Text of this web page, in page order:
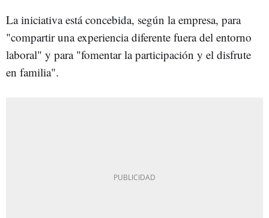
La iniciativa está concebida, según la empresa, para
"compartir una experiencia diferente fuera del entorno
laboral" y para "fomentar la participación y el disfrute
en familia".